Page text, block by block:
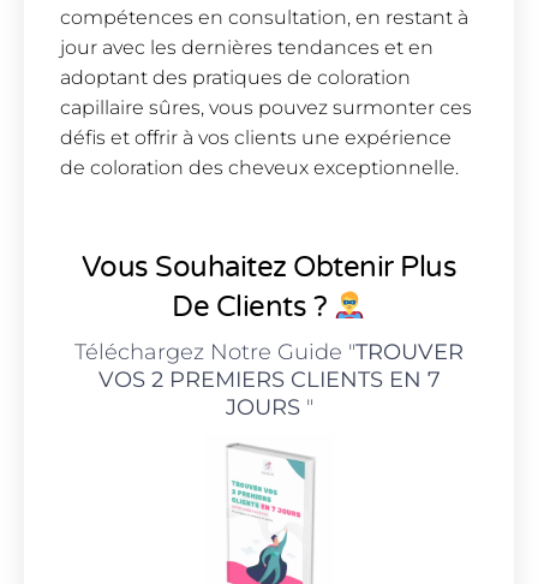
compétences en consultation, en restant à
jour avec les dernières tendances et en
adoptant des pratiques de coloration
capillaire sûres, vous pouvez surmonter ces
défis et offrir à vos clients une expérience
de coloration des cheveux exceptionnelle.
Vous Souhaitez Obtenir Plus
De Clients ?
Téléchargez Notre Guide "TROUVER
VOS 2 PREMIERS CLIENTS EN 7
JOURS"